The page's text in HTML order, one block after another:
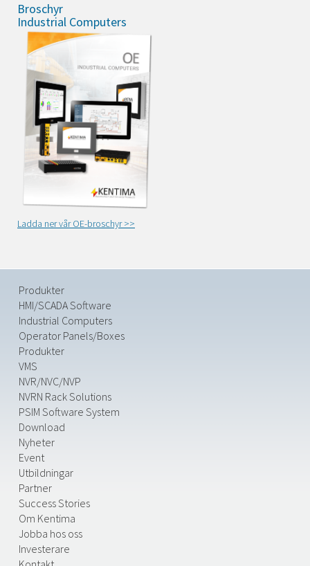
Broschyr
Industrial Computers
Ladda ner vår OE-broschyr >>
Produkter
HMI/SCADA Software
Industrial Computers
Operator Panels/Boxes
Produkter
VMS
NVR/NVC/NVP
NVRN Rack Solutions
PSIM Software System
Download
Nyheter
Event
Utbildningar
Partner
Success Stories
Om Kentima
Jobba hos oss
Investerare